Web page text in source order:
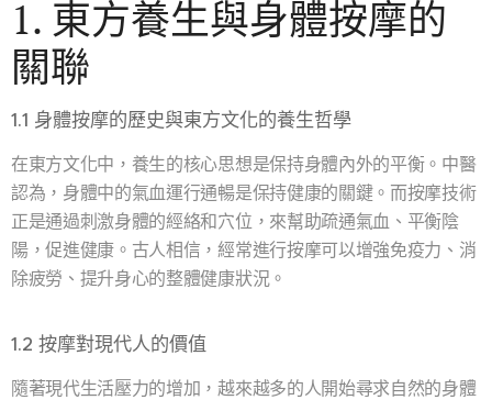
1. 東方養生與身體按摩的
關聯
1.1 身體按摩的歷史與東方文化的養生哲學
在東方文化中，養生的核心思想是保持身體內外的平衡。中醫
認為，身體中的氣血運行通暢是保持健康的關鍵。而按摩技術
正是通過刺激身體的經絡和穴位，來幫助疏通氣血、平衡陰
陽，促進健康。古人相信，經常進行按摩可以增強免疫力、消
除疲勞、提升身心的整體健康狀況。
1.2 按摩對現代人的價值
隨著現代生活壓力的增加，越來越多的人開始尋求自然的身體